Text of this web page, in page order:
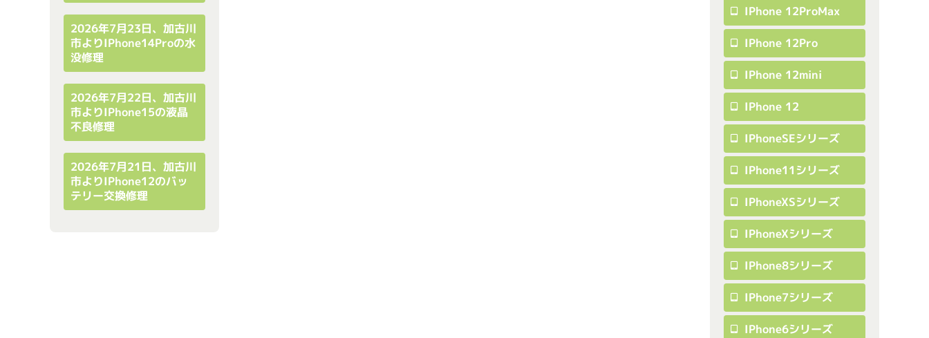
2026年7月23日、加古川
市よりiPhone14Proの水
没修理
2026年7月22日、加古川
市よりiPhone15の液晶
不良修理
2026年7月21日、加古川
市よりiPhone12のバッ
テリー交換修理
IPhone 12ProMax
IPhone 12Pro
IPhone 12mini
IPhone 12
IPhoneSEシリーズ
IPhone11シリーズ
IPhoneXSシリーズ
IPhoneXシリーズ
IPhone8シリーズ
IPhone7シリーズ
IPhone6シリーズ